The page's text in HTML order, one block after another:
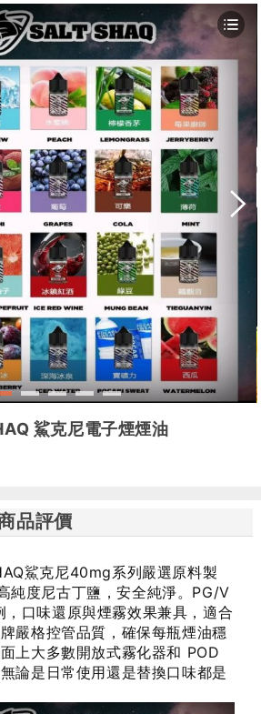
鯊克尼電子煙煙油
品評價
鯊克尼40mg系列嚴選原料製
純度尼古丁鹽，安全純淨。PG/V
口味還原與煙霧效果兼具，適合
嚴格控管品質，確保每瓶煙油穩
上大多數開放式霧化器和 POD
論是日常使用還是替換口味都是